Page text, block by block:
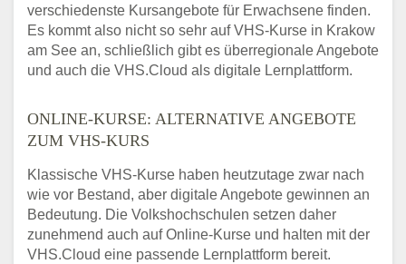
verschiedenste Kursangebote für Erwachsene finden.
Es kommt also nicht so sehr auf VHS-Kurse in Krakow
am See an, schließlich gibt es überregionale Angebote
und auch die VHS.Cloud als digitale Lernplattform.
ONLINE-KURSE: ALTERNATIVE ANGEBOTE
ZUM VHS-KURS
Klassische VHS-Kurse haben heutzutage zwar nach
wie vor Bestand, aber digitale Angebote gewinnen an
Bedeutung. Die Volkshochschulen setzen daher
zunehmend auch auf Online-Kurse und halten mit der
VHS.Cloud eine passende Lernplattform bereit.